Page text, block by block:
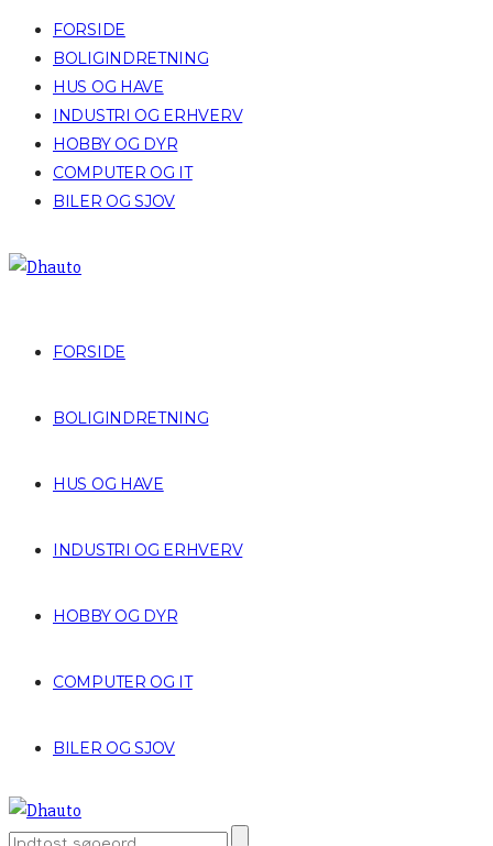
FORSIDE
BOLIGINDRETNING
HUS OG HAVE
INDUSTRI OG ERHVERV
HOBBY OG DYR
COMPUTER OG IT
BILER OG SJOV
FORSIDE
BOLIGINDRETNING
HUS OG HAVE
INDUSTRI OG ERHVERV
HOBBY OG DYR
COMPUTER OG IT
BILER OG SJOV